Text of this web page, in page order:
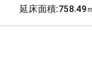
延床面積:758.49